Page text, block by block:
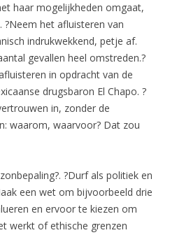
haar mogelijkheden omgaat,
het afluisteren van
indrukwekkend, petje af.
gevallen heel omstreden.?
in opdracht van de
drugsbaron El Chapo. ?
in, zonder de
waarom, waarvoor? Dat zou
?Durf als politiek en
een wet om bijvoorbeeld drie
en ervoor te kiezen om
werkt of ethische grenzen